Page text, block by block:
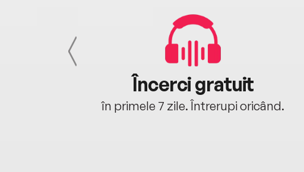
Încerci gratuit
în primele 7 zile. Întrerupi oricând.